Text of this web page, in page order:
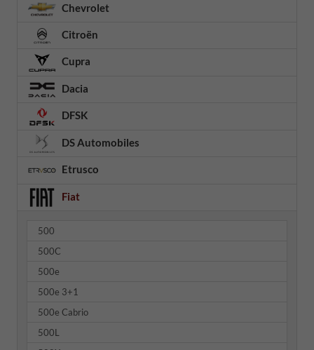
Chevrolet
Citroën
Cupra
Dacia
DFSK
DS Automobiles
Etrusco
Fiat
500
500C
500e
500e 3+1
500e Cabrio
500L